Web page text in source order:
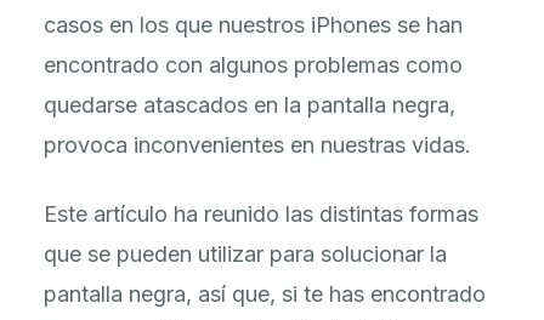
casos en los que nuestros iPhones se han
encontrado con algunos problemas como
quedarse atascados en la pantalla negra,
provoca inconvenientes en nuestras vidas.
Este artículo ha reunido las distintas formas
que se pueden utilizar para solucionar la
pantalla negra, así que, si te has encontrado